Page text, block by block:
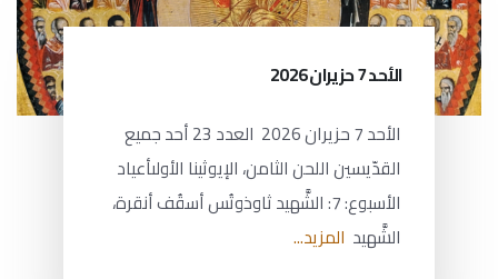
الأحد 7 حزيران 2026
الأحد 7 حزيران 2026 العدد 23 أحد جميع
القدّيسين اللحن الثامن، الإيوثينا الأولىأعياد
الأسبوع: 7: الشَّهيد ثاوذوتُس أسقُف أنقرة،
الشَّهيد المزيد...